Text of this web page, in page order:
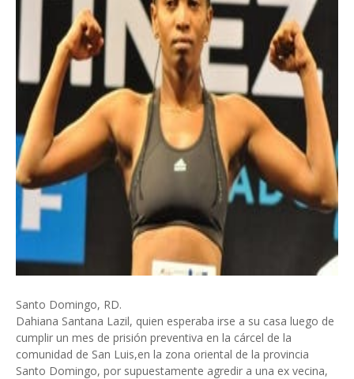
Santo Domingo, RD.
Dahiana Santana Lazil, quien esperaba irse a su casa luego de
cumplir un mes de prisión preventiva en la cárcel de la
comunidad de San Luis,en la zona oriental de la provincia
Santo Domingo, por supuestamente agredir a una ex vecina,